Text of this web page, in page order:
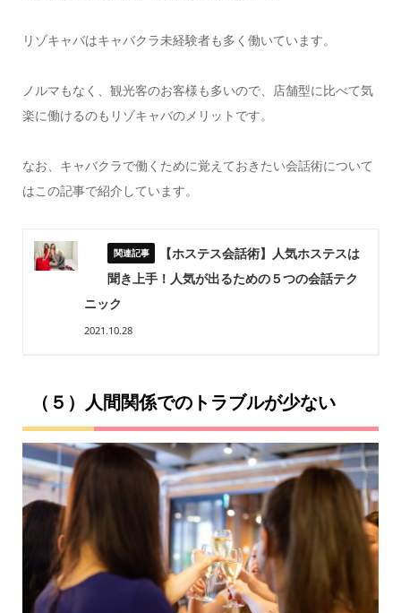
リゾキャバはキャバクラ未経験者も多く働いています。
ノルマもなく、観光客のお客様も多いので、店舗型に比べて気
楽に働けるのもリゾキャバのメリットです。
なお、キャバクラで働くために覚えておきたい会話術について
はこの記事で紹介しています。
【ホステス会話術】人気ホステスは
聞き上手！人気が出るための５つの会話テク
ニック
2021.10.28
（５）人間関係でのトラブルが少ない